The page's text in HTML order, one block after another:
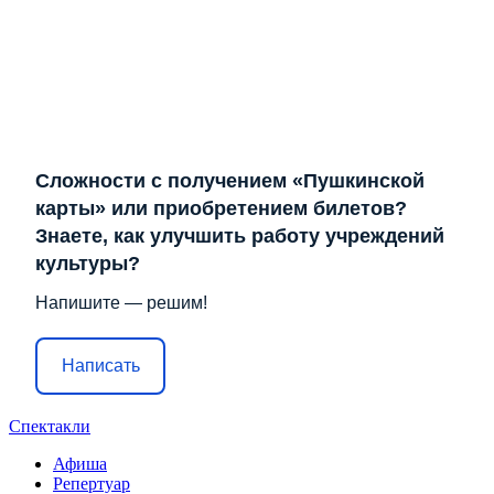
Сложности с получением «Пушкинской
карты» или приобретением билетов?
Знаете, как улучшить работу учреждений
культуры?
Напишите — решим!
Написать
Спектакли
Афиша
Репертуар